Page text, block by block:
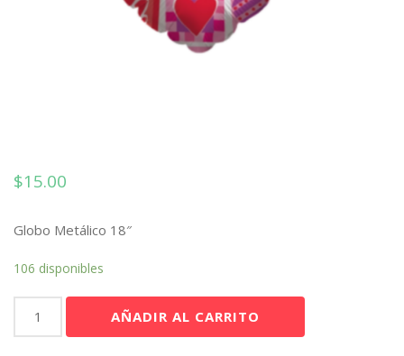
$15.00
Globo Metálico 18″
106 disponibles
Amo
AÑADIR AL CARRITO